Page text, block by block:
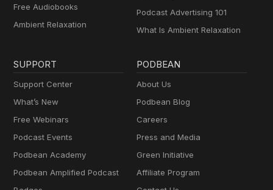
Free Audiobooks
Ambient Relaxation
Podcast Advertising 101
What Is Ambient Relaxation
SUPPORT
Support Center
What’s New
Free Webinars
Podcast Events
Podbean Academy
Podbean Amplified Podcast
PODBEAN
About Us
Podbean Blog
Careers
Press and Media
Green Initiative
Affiliate Program